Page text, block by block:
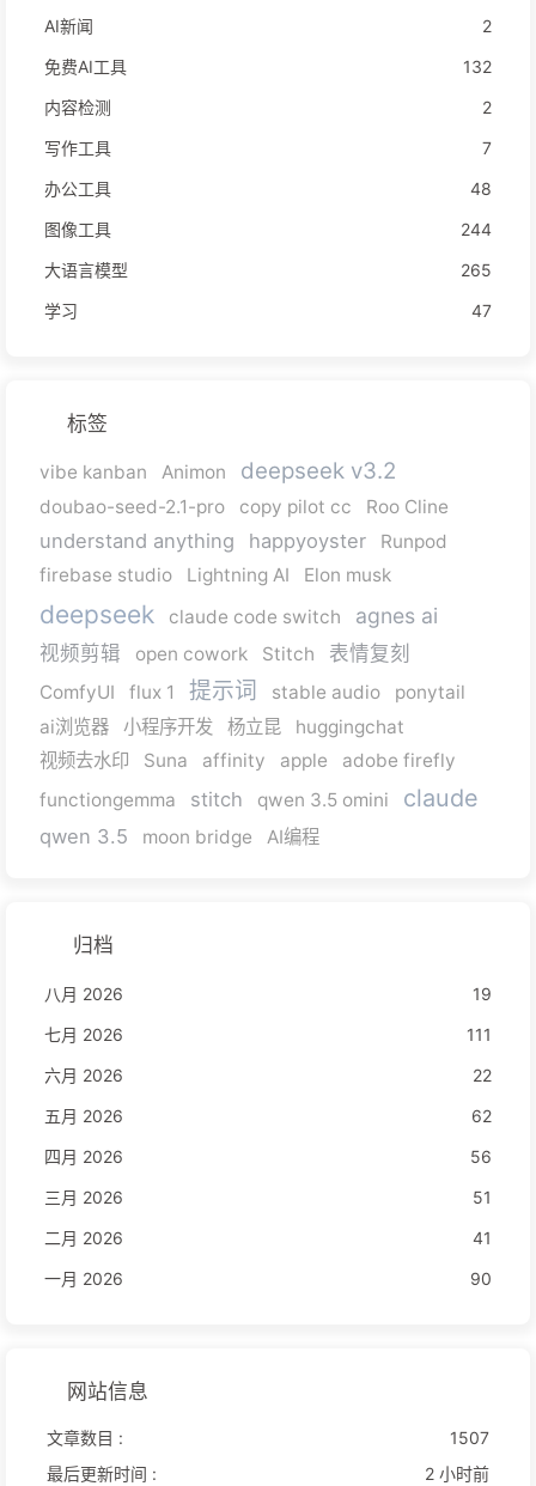
AI新闻
2
免费AI工具
132
内容检测
2
写作工具
7
办公工具
48
图像工具
244
大语言模型
265
学习
47
标签
vibe kanban Animon deepseek v3.2
doubao-seed-2.1-pro copy pilot cc Roo Cline
understand anything happyoyster
Runpod
firebase studio
Lightning AI Elon musk
deepseek claude code switch agnes ai
视频剪辑 open cowork Stitch 表情复刻
ComfyUI flux 1 提示词 stable audio
ponytail
ai浏览器
小程序开发 杨立昆
huggingchat
视频去水印
Suna affinity apple
adobe firefly
functiongemma
stitch qwen 3.5 omini claude
qwen 3.5 moon bridge AI编程
归档
八月 2026
19
七月 2026
111
六月 2026
22
五月 2026
62
四月 2026
56
三月 2026
51
二月 2026
41
一月 2026
90
网站信息
文章数目 :
1507
最后更新时间 :
2 小时前